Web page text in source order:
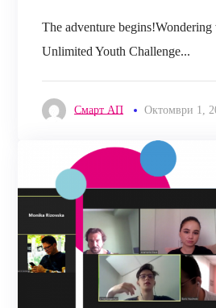
The adventure begins!Wondering
Unlimited Youth Challenge...
Смарт АП Октомври 1,